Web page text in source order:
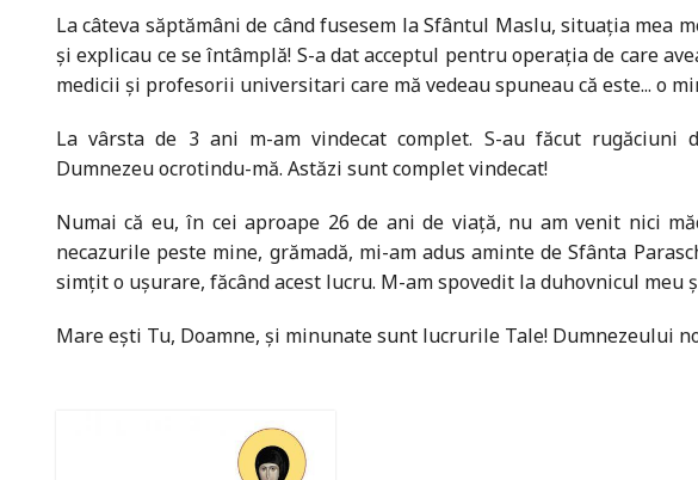
La câteva săptămâni de când fusesem la Sfântul Maslu, situaţia
și explicau ce se întâmplă! S-a dat acceptul pentru operaţia de care
medicii şi profesorii universitari care mă vedeau spuneau că este... o
La vârsta de 3 ani m-am vindecat complet. S-au făcut
Dumnezeu ocrotindu-mă. Astăzi sunt complet vindecat!
Numai că eu, în cei aproape 26 de ani de viață, nu am venit nici
necazurile peste mine, grămadă, mi-am adus aminte de Sfânta
simţit o uşurare, făcând acest lucru. M-am spovedit la duhovnicul
Mare eşti Tu, Doamne, şi minunate sunt lucrurile Tale! Dum­nezeului